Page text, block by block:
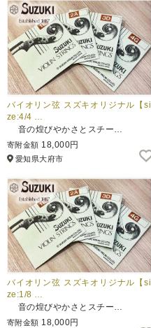
バイオリン弦 スズキオリジナル【si
ze:4/4 …
音の煌びやかさとスチー…
寄附金額 18,000円
愛知県大府市
バイオリン弦 スズキオリジナル【si
ze:1/8 …
音の煌びやかさとスチー…
寄附金額 18,000円